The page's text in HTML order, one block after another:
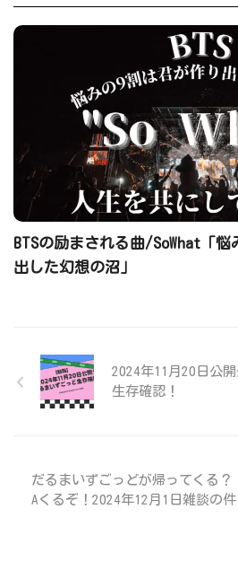
BTSの励まされる曲/SoWhat「悩
出した幻想の沼」
2024年11月20日公
生存確認！
だるまいずごっどが帰ってくる？
Aくるぞ！2024年12月1日雑談の件